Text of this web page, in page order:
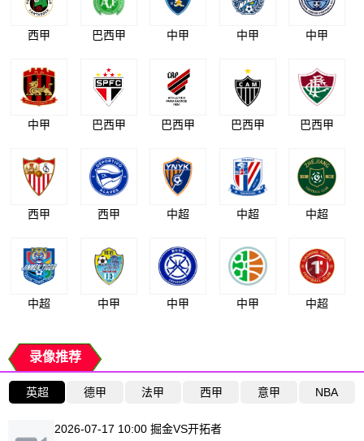
西甲 巴西甲 中甲 中甲 中甲
中甲 巴西甲 巴西甲 巴西甲 巴西甲
西甲 西甲 中超 中超 中超
中超 中甲 中甲 中甲 中超
录像推荐
英超 德甲 法甲 西甲 意甲 NBA
2026-07-17 10:00 掘金VS开拓者